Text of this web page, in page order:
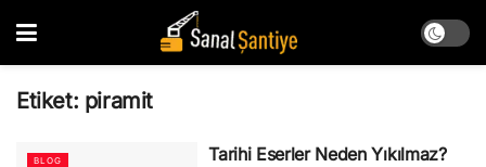
Etiket: piramit
BLOG Tarihi Eserler Neden Yıkılmaz?